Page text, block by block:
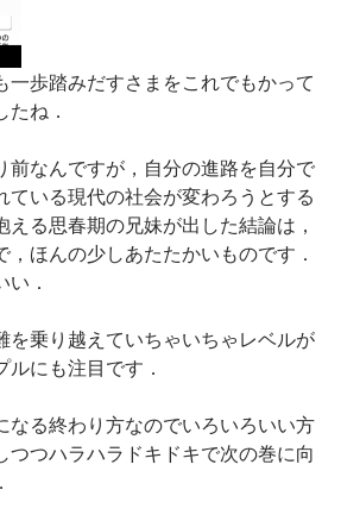
一歩踏みだすさまをこれでもかって
ね．
前なんですが，自分の進路を自分で
ている現代の社会が変わろうとする
る思春期の兄妹が出した結論は，
，ほんの少しあたたかいものです．
．
を乗り越えていちゃいちゃレベルが
ルにも注目です．
なる終わり方なのでいろいろいい方
つつハラハラドキドキで次の巻に向